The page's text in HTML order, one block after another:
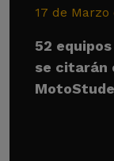
17 de Marzo
52
se citarán